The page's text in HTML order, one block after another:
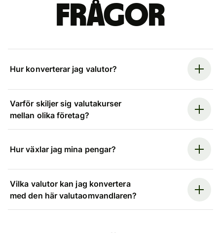
frågor
Hur konverterar jag valutor?
Varför skiljer sig valutakurser
mellan olika företag?
Hur växlar jag mina pengar?
Vilka valutor kan jag konvertera
med den här valutaomvandlaren?